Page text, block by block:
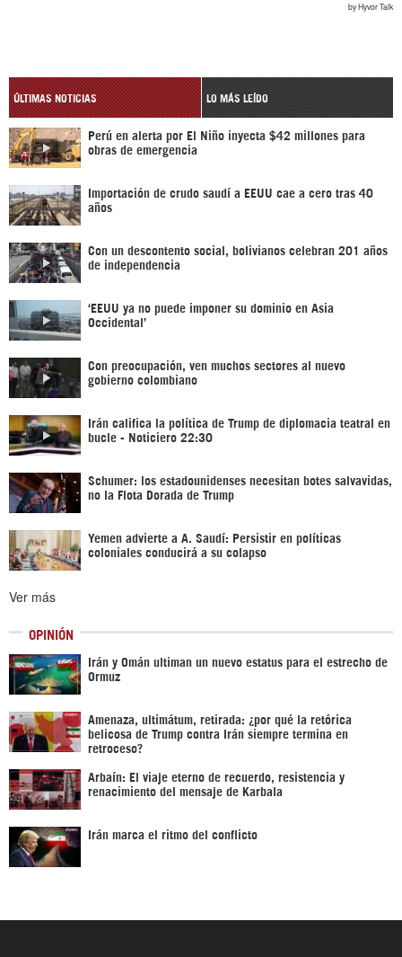
ÚLTIMAS NOTICIAS LO MÁS LEÍDO
Perú en alerta por El Niño inyecta $42 millones para
obras de emergencia
Importación de crudo saudí a EEUU cae a cero tras 40
años
Con un descontento social, bolivianos celebran 201 años
de independencia
‘EEUU ya no puede imponer su dominio en Asia
Occidental’
Con preocupación, ven muchos sectores al nuevo
gobierno colombiano
Irán califica la política de Trump de diplomacia teatral en
bucle - Noticiero 22:30
Schumer: los estadounidenses necesitan botes salvavidas,
no la Flota Dorada de Trump
Yemen advierte a A. Saudí: Persistir en políticas
coloniales conducirá a su colapso
Ver más
OPINIÓN
Irán y Omán ultiman un nuevo estatus para el estrecho de
Ormuz
Amenaza, ultimátum, retirada: ¿por qué la retórica
belicosa de Trump contra Irán siempre termina en
retroceso?
Arbaín: El viaje eterno de recuerdo, resistencia y
renacimiento del mensaje de Karbala
Irán marca el ritmo del conflicto